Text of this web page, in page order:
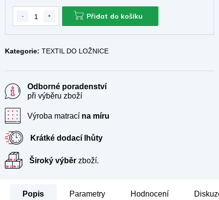
Kategorie: TEXTIL DO LOŽNICE
Přidat do košíku
Odborné poradenství
při výběru zboží
Výroba matrací na míru
Krátké dodací lhůty
Široký výběr zboží.
Popis Parametry Hodnocení